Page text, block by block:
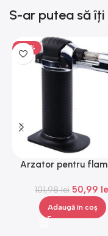
S-ar putea să
-50%
Arzator pentru
Gonga®
101,98lei 50,99
Adaugă în coș